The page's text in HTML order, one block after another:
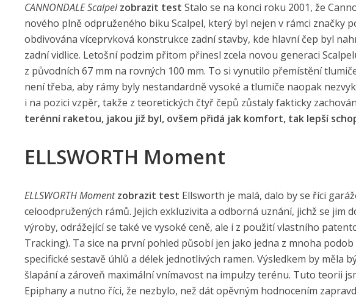
CANNONDALE Scalpel zobrazit test Stalo se na konci roku 2001, že
nového plně odpruženého biku Scalpel, který byl nejen v rámci značky
obdivována víceprvková konstrukce zadní stavby, kde hlavní čep byl
zadní vidlice. Letošní podzim přitom přinesl zcela novou generaci
z původních 67 mm na rovných 100 mm. To si vynutilo přemístění
není třeba, aby rámy byly nestandardně vysoké a tlumiče naopak
i na pozici vzpěr, takže z teoretických čtyř čepů zůstaly fakticky
terénní raketou, jakou již byl, ovšem přidá jak komfort, tak lepší
ELLSWORTH Moment
ELLSWORTH Moment zobrazit test Ellsworth je malá, dalo by se říci
celoodpružených rámů. Jejich exkluzivita a odborná uznání, jichž se jim
výroby, odrážející se také ve vysoké ceně, ale i z použití vlastního
Tracking). Ta sice na první pohled působí jen jako jedna z mnoha
specifické sestavě úhlů a délek jednotlivých ramen. Výsledkem by měla
šlapání a zároveň maximální vnímavost na impulzy terénu. Tuto teorii
Epiphany a nutno říci, že nezbylo, než dát opěvným hodnocením